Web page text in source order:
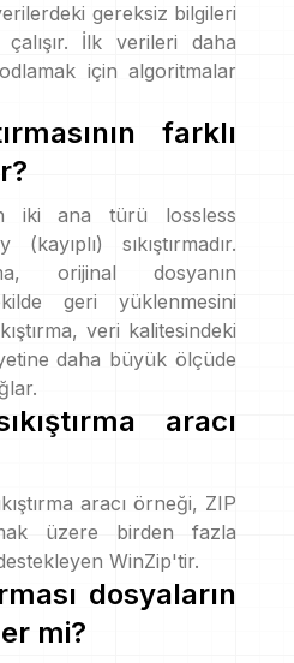
gereksiz bilgileri
İlk verileri daha
için algoritmalar
farklı
iki ana türü lossless
sıkıştırmadır.
orijinal dosyanın
geri yüklenmesini
veri kalitesindeki
daha büyük ölçüde
aracı
aracı örneği, ZIP
üzere birden fazla
WinZip'tir.
dosyaların
mi?